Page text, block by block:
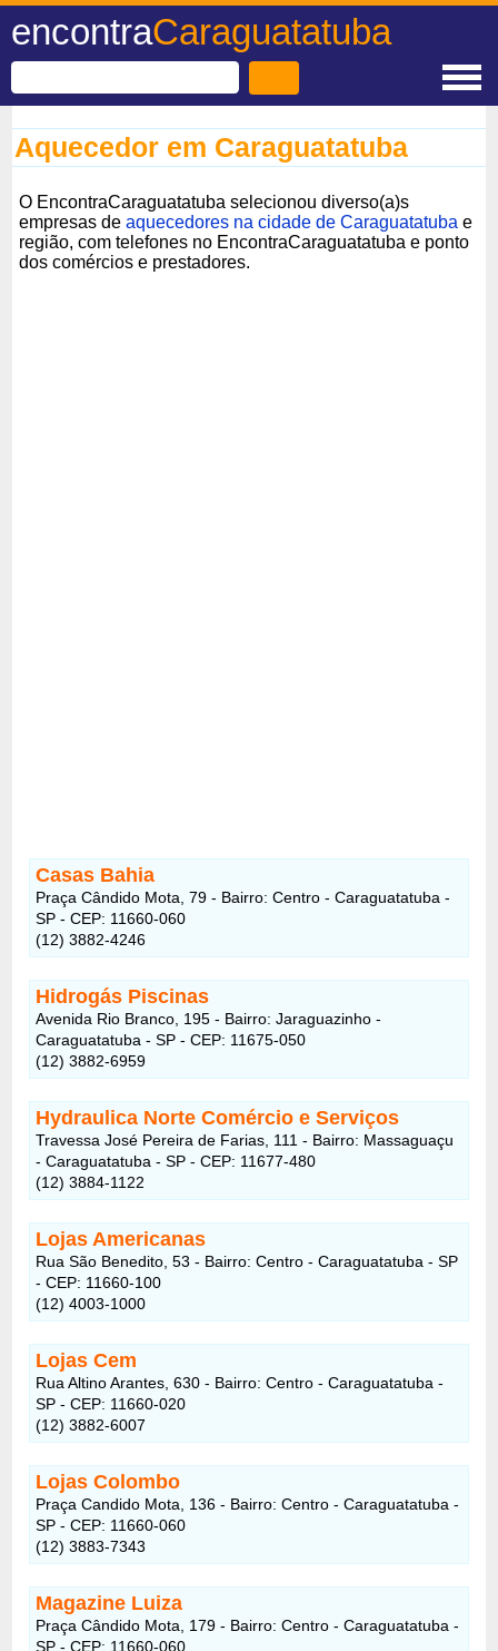
encontraCaraguatatuba
Aquecedor em Caraguatatuba
O EncontraCaraguatatuba selecionou diverso(a)s
empresas deaquecedores na cidade de Caraguatatuba e
região, com telefones no EncontraCaraguatatuba e ponto
dos comércios e prestadores.
Casas Bahia
Praça Cândido Mota, 79 - Bairro: Centro - Caraguatatuba -
SP - CEP: 11660-060
(12) 3882-4246
Hidrogás Piscinas
Avenida Rio Branco, 195 - Bairro: Jaraguazinho -
Caraguatatuba - SP - CEP: 11675-050
(12) 3882-6959
Hydraulica Norte Comércio e Serviços
Travessa José Pereira de Farias, 111 - Bairro: Massaguaçu
- Caraguatatuba - SP - CEP: 11677-480
(12) 3884-1122
Lojas Americanas
Rua São Benedito, 53 - Bairro: Centro - Caraguatatuba - SP
- CEP: 11660-100
(12) 4003-1000
Lojas Cem
Rua Altino Arantes, 630 - Bairro: Centro - Caraguatatuba -
SP - CEP: 11660-020
(12) 3882-6007
Lojas Colombo
Praça Candido Mota, 136 - Bairro: Centro - Caraguatatuba -
SP - CEP: 11660-060
(12) 3883-7343
Magazine Luiza
Praça Cândido Mota, 179 - Bairro: Centro - Caraguatatuba -
SP - CEP: 11660-060